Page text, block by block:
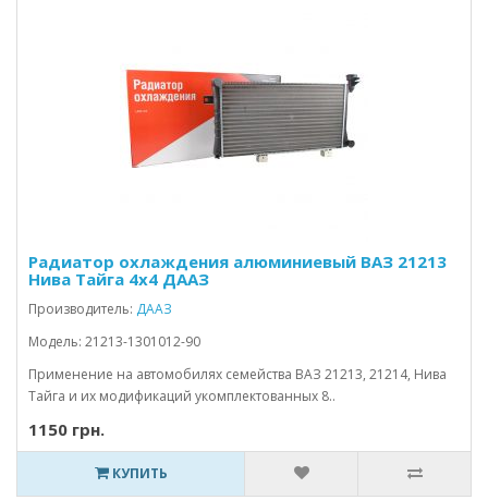
Радиатор охлаждения алюминиевый ВАЗ 21213
Нива Тайга 4x4 ДААЗ
Производитель: ДААЗ
Модель: 21213-1301012-90
Применение на автомобилях семейства ВАЗ 21213, 21214, Нива
Тайга и их модификаций укомплектованных 8..
1150 грн.
КУПИТЬ